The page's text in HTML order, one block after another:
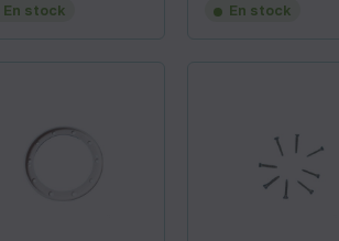
En stock En stock